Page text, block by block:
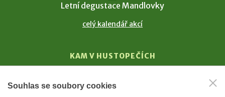
Letní degustace Mandlovky
celý kalendář akcí
KAM V HUSTOPEČÍCH
T. G. Masaryk
Souhlas se soubory cookies